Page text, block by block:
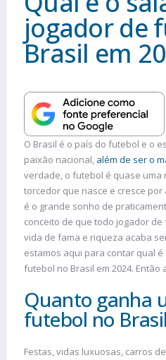
jogador de
Brasil em
O Brasil é o país do futebol e o
paixão nacional, além de ser o
verdade, o futebol é quase uma
torcedor que nasce e cresce
é o grande sonho de
conceito de que todo jogador
vida de fama e riqueza acaba
estamos aqui para contar qual
futebol no Brasil em 2024.
Quanto ganha
futebol no
Festas, vidas luxuosas, carros